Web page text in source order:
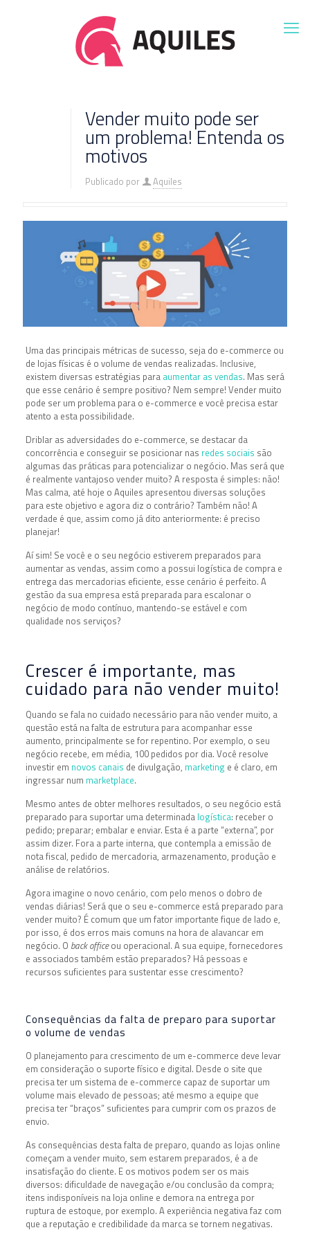
Vender muito pode ser
um problema! Entenda os
motivos
Publicado por Aquiles
Uma das principais métricas de sucesso, seja do e-commerce ou
de lojas físicas é o volume de vendas realizadas. Inclusive,
existem diversas estratégias para aumentar as vendas. Mas será
que esse cenário é sempre positivo? Nem sempre! Vender muito
pode ser um problema para o e-commerce e você precisa estar
atento a esta possibilidade.
Driblar as adversidades do e-commerce, se destacar da
concorrência e conseguir se posicionar nas redes sociais são
algumas das práticas para potencializar o negócio. Mas será que
é realmente vantajoso vender muito? A resposta é simples: não!
Mas calma, até hoje o Aquiles apresentou diversas soluções
para este objetivo e agora diz o contrário? Também não! A
verdade é que, assim como já dito anteriormente: é preciso
planejar!
Aí sim! Se você e o seu negócio estiverem preparados para
aumentar as vendas, assim como a possui logística de compra e
entrega das mercadorias eficiente, esse cenário é perfeito. A
gestão da sua empresa está preparada para escalonar o
negócio de modo contínuo, mantendo-se estável e com
qualidade nos serviços?
Crescer é importante, mas
cuidado para não vender muito!
Quando se fala no cuidado necessário para não vender muito, a
questão está na falta de estrutura para acompanhar esse
aumento, principalmente se for repentino. Por exemplo, o seu
negócio recebe, em média, 100 pedidos por dia. Você resolve
investir em novos canais de divulgação, marketing e é claro, em
ingressar num marketplace.
Mesmo antes de obter melhores resultados, o seu negócio está
preparado para suportar uma determinada logística: receber o
pedido; preparar; embalar e enviar. Esta é a parte “externa”, por
assim dizer. Fora a parte interna, que contempla a emissão de
nota fiscal, pedido de mercadoria, armazenamento, produção e
análise de relatórios.
Agora imagine o novo cenário, com pelo menos o dobro de
vendas diárias! Será que o seu e-commerce está preparado para
vender muito? É comum que um fator importante fique de lado e,
por isso, é dos erros mais comuns na hora de alavancar em
negócio. O back officeou operacional. A sua equipe, fornecedores
e associados também estão preparados? Há pessoas e
recursos suficientes para sustentar esse crescimento?
Consequências da falta de preparo para suportar
o volume de vendas
O planejamento para crescimento de um e-commerce deve levar
em consideração o suporte físico e digital. Desde o site que
precisa ter um sistema de e-commerce capaz de suportar um
volume mais elevado de pessoas; até mesmo a equipe que
precisa ter “braços” suficientes para cumprir com os prazos de
envio.
As consequências desta falta de preparo, quando as lojas online
começam a vender muito, sem estarem preparados, é a de
insatisfação do cliente. E os motivos podem ser os mais
diversos: dificuldade de navegação e/ou conclusão da compra;
itens indisponíveis na loja online e demora na entrega por
ruptura de estoque, por exemplo. A experiência negativa faz com
que a reputação e credibilidade da marca se tornem negativas.